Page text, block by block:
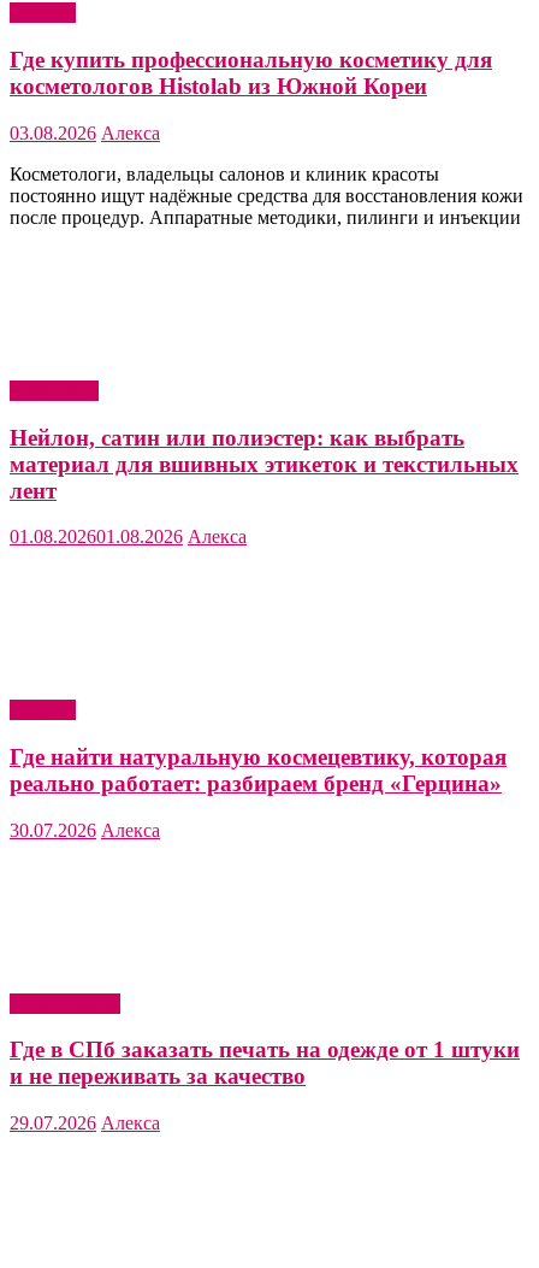
Где купить профессиональную косметику для
косметологов Histolab из Южной Кореи
03.08.2026 Алекса
Косметологи, владельцы салонов и клиник красоты
постоянно ищут надёжные средства для восстановления кожи
после процедур. Аппаратные методики, пилинги и инъекции
Нейлон, сатин или полиэстер: как выбрать
материал для вшивных этикеток и текстильных
лент
01.08.202601.08.2026 Алекса
Где найти натуральную космецевтику, которая
реально работает: разбираем бренд «Герцина»
30.07.2026 Алекса
Где в СПб заказать печать на одежде от 1 штуки
и не переживать за качество
29.07.2026 Алекса